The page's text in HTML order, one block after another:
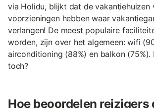
via Holidu, blijkt dat de vakantiehuizen
voorzieningen hebben waar
verlangen! De meest populaire
worden, zijn over het algemeen: wifi
airconditioning (88%) en balkon (75%).
toch?
Hoe beoordelen reizigers